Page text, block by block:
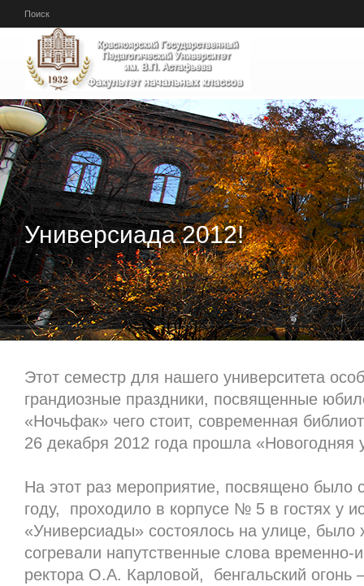
Поиск
Универсиада 2012!
Этот семестр для нашего университета
грандиозные праздники, посвященные
«Ночьфак» чего стоит, современная
26 декабря 2012 года прошла «Новогодняя
На этот раз мероприятие, посвящено было
году, проходило в корпусе № 5 в гостях у
«Универсиады» состоялось на улице, было
согревали напутственные слова
ректора О.А. Карловой, бенгальский огонь